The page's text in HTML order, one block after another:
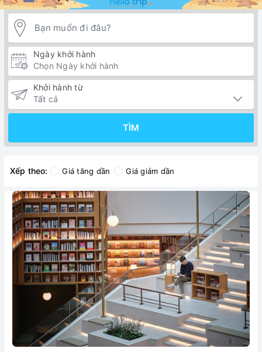
Ngày khởi hành
Khởi hành từ
TÌM
Xếp theo: Giá tăng dần Giá giảm dần